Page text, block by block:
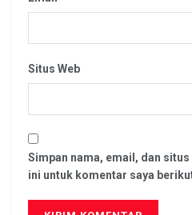
Situs Web
Simpan nama, email, dan
ini untuk komentar saya